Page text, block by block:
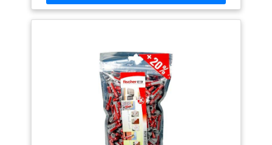
multitude d'applications (miroirs, suspensions,
tableaux, etc) dans des matériaux tels que le
performances.